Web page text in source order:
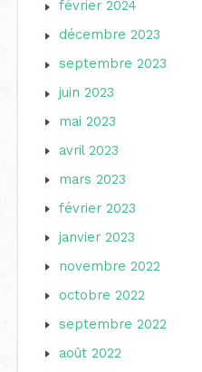
février 2024
décembre 2023
septembre 2023
juin 2023
mai 2023
avril 2023
mars 2023
février 2023
janvier 2023
novembre 2022
octobre 2022
septembre 2022
août 2022